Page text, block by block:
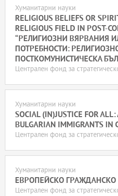
Хуманитарни науки
RELIGIOUS BELIEFS OR
RELIGIOUS FIELD IN POST-
“РЕЛИГИОЗНИ ВЯРВАНИЯ
ПОТРЕБНОСТИ:
ПОСТКОМУНИСТИЧЕСКА
Централен фонд за
Хуманитарни науки
SOCIAL (IN)JUSTICE FOR ALL:
BULGARIAN IMMIGRANTS IN
Централен фонд за
Хуманитарни науки
ЕВРОПЕЙСКО
Централен фонд за